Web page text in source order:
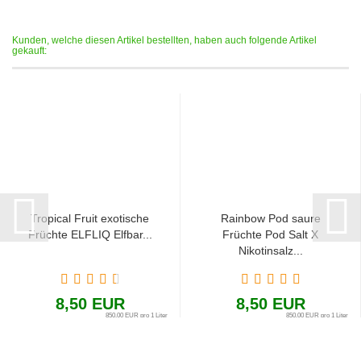
Kunden, welche diesen Artikel bestellten, haben auch folgende Artikel
gekauft:
Tropical Fruit exotische
Früchte ELFLIQ Elfbar...
8,50 EUR
850,00 EUR pro 1 Liter
Rainbow Pod saure
Früchte Pod Salt X
Nikotinsalz...
8,50 EUR
850,00 EUR pro 1 Liter